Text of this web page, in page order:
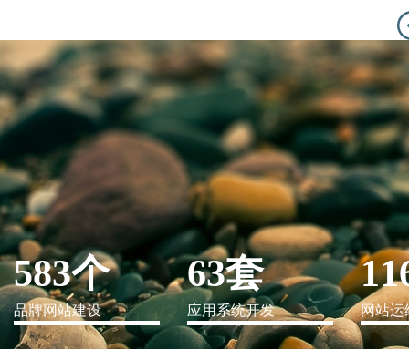
IT行业解决方案
583个
品牌网站建设
63套
应用系统开发 网站运